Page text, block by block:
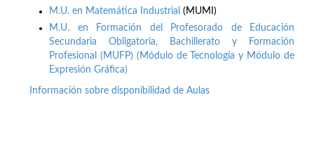
M.U. en Matemática Industrial (MUMI)
M.U. en Formación del Profesorado de Educación
Secundaria Obligatoria, Bachillerato y Formación
Profesional (MUFP) (Módulo de Tecnología y Módulo de
Expresión Gráfica)
Información sobre disponibilidad de Aulas